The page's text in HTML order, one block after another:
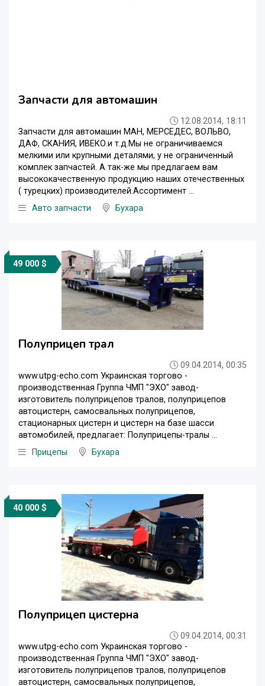
Запчасти для автомашин
12.08.2014, 18:11
Запчасти для автомашин МАН, МЕРСЕДЕС, ВОЛЬВО,
ДАФ, СКАНИЯ, ИВЕКО.и т.д.Мы не ограничиваемся
мелкими или крупными деталями, у не ограниченный
комплек запчастей. А так-же мы предлагаем вам
высококачественную продукцию наших отечественных
( турецких) производителей.Ассортимент ...
Авто запчасти
Бухара
49 000 $
Полуприцеп трал
09.04.2014, 00:35
www.utpg-echo.com Украинская торгово -
производственная Группа ЧМП "ЭХО" завод-
изготовитель полуприцепов тралов, полуприцепов
автоцистерн, самосвальных полуприцепов,
стационарных цистерн и цистерн на базе шасси
автомобилей, предлагает: Полуприцепы-тралы ...
Прицепы
Бухара
40 000 $
Полуприцеп цистерна
09.04.2014, 00:31
www.utpg-echo.com Украинская торгово -
производственная Группа ЧМП "ЭХО" завод-
изготовитель полуприцепов тралов, полуприцепов
автоцистерн, самосвальных полуприцепов,